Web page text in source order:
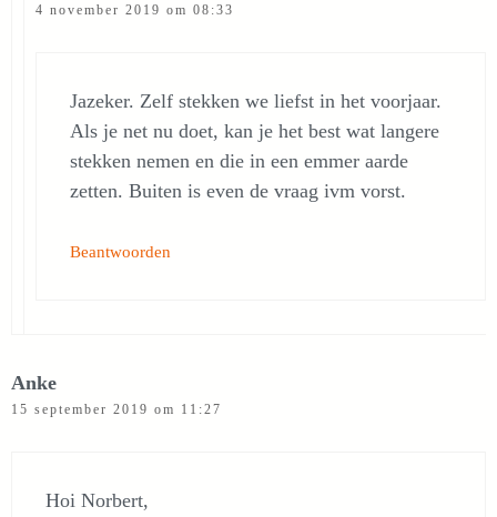
4 november 2019 om 08:33
Jazeker. Zelf stekken we liefst in het voorjaar.
Als je net nu doet, kan je het best wat langere
stekken nemen en die in een emmer aarde
zetten. Buiten is even de vraag ivm vorst.
Beantwoorden
Anke
15 september 2019 om 11:27
Hoi Norbert,